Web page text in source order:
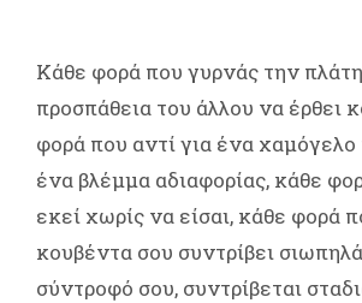
Κάθε φορά που γυρνάς την
προσπάθεια του άλλου να έρθει
φορά που αντί για ένα
ένα βλέμμα αδιαφορίας, κάθε
εκεί χωρίς να είσαι, κάθε φορά
κουβέντα σου συντρίβει
σύντροφό σου, συντρίβεται